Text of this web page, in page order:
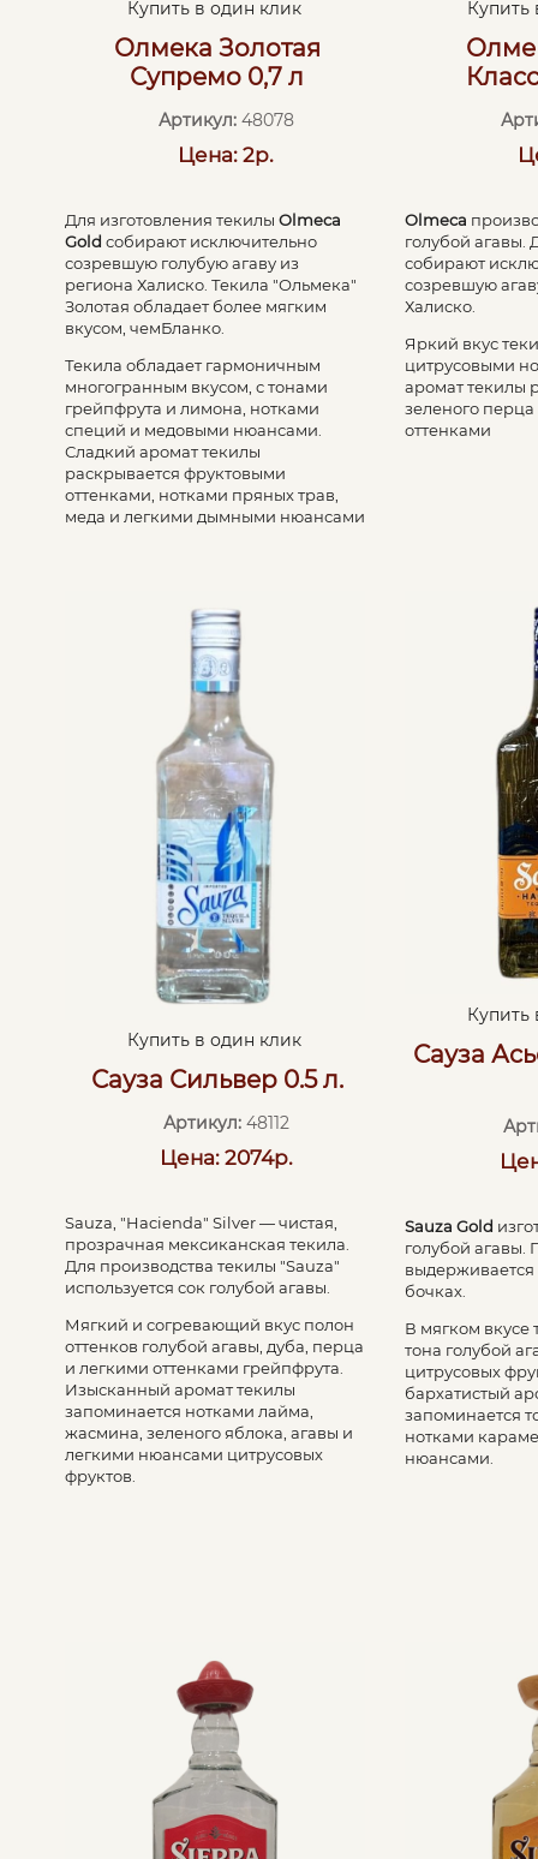
Купить в один клик
Олмека Золотая
Супремо 0,7 л
Артикул:48078
Цена: 2р.
Для изготовления текилы Olmeca
Gold собирают исключительно
созревшую голубую агаву из
региона Халиско. Текила "Ольмека"
Золотая обладает более мягким
вкусом, чемБланко.
Текила обладает гармоничным
многогранным вкусом, с тонами
грейпфрута и лимона, нотками
специй и медовыми нюансами.
Сладкий аромат текилы
раскрывается фруктовыми
оттенками, нотками пряных трав,
меда и легкими дымными нюансами
Купить
Olmeca
голубой агавы.
собирают
созревшую
Халиско.
Яркий вкус
цитрусовыми
аромат текилы
зеленого
оттенками
Купить в один клик
Сауза Сильвер 0.5 л.
Артикул:48112
Цена: 2074р.
Sauza, "Hacienda" Silver — чистая,
прозрачная мексиканская текила.
Для производства текилы "Sauza"
используется сок голубой агавы.
Мягкий и согревающий вкус полон
оттенков голубой агавы, дуба, перца
и легкими оттенками грейпфрута.
Изысканный аромат текилы
запоминается нотками лайма,
жасмина, зеленого яблока, агавы и
легкими нюансами цитрусовых
фруктов.
Купить
Сауза
Sauza Gold
голубой агавы.
выдерживается
бочках.
В мягком
тона голубой
цитрусовых
бархатистый
запоминается
нотками
нюансами.